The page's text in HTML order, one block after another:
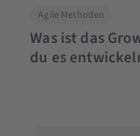
Agile Methoden
Was ist das
du es